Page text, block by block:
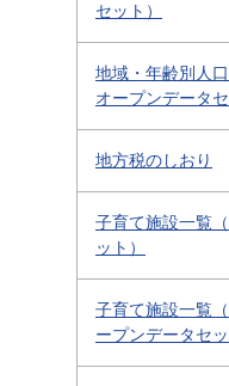
セット）
地域・年齢別人
オープンデータセ
地方税のしおり
子育て施設一覧
ット）
子育て施設一覧
ープンデータセッ